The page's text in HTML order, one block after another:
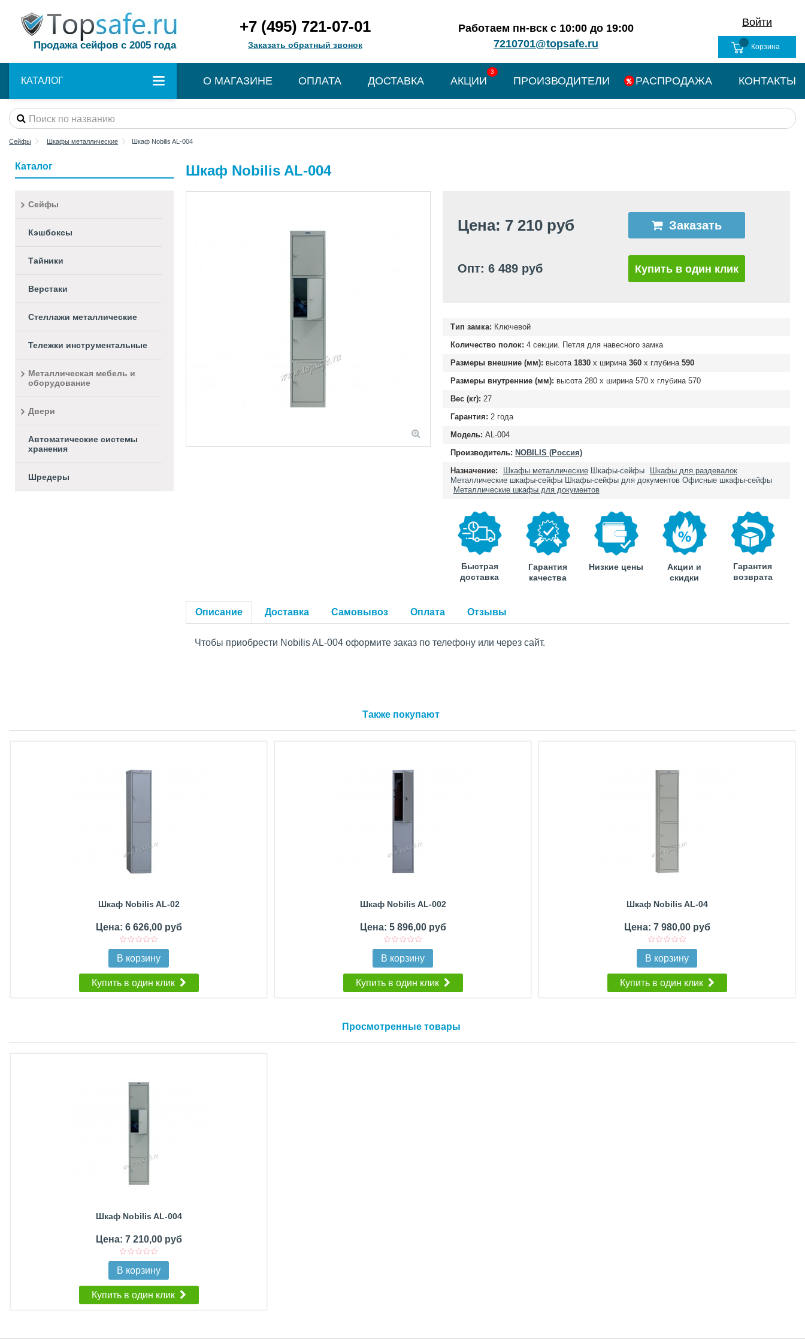
Продажа сейфов с 2005 года
Войти
Корзина
Работаем пн-вск с 10:00 до 19:00
7210701@topsafe.ru
+7 (495) 721-07-01
Заказать обратный звонок
КАТАЛОГ О МАГАЗИНЕ ОПЛАТА ДОСТАВКА
3
АКЦИИ ПРОИЗВОДИТЕЛИ РАСПРОДАЖА КОНТАКТЫ
Сейфы Шкафы металлические Шкаф Nobilis AL-004
Каталог
Сейфы
Кэшбоксы
Тайники
Верстаки
Стеллажи металлические
Тележки инструментальные
Металлическая мебель и
оборудование
Двери
Автоматические системы
хранения
Шредеры
Шкаф Nobilis AL-004
Цена: 7 210 руб
Опт: 6 489 руб
Заказать
Купить в один клик
Тип замка: Ключевой
Количество полок: 4 секции. Петля для навесного замка
Размеры внешние (мм): высота 1830х ширина 360х глубина 590
Размеры внутренние (мм): высота 280х ширина 570х глубина 570
Вес (кг): 27
Гарантия: 2 года
Модель: AL-004
Производитель: NOBILIS (Россия)
Назначение:
Шкафы металлические Шкафы-сейфы
Шкафы для раздевалок
Металлические шкафы-сейфы Шкафы-сейфы для документов Офисные шкафы-сейфы
Металлические шкафы для документов
Быстрая
доставка
Гарантия
качества
Низкие цены
Акции и
скидки
Гарантия
возврата
Описание Доставка Самовывоз Оплата Отзывы
Чтобы приобрести Nobilis AL-004 оформите заказ по телефону или через сайт.
Также покупают
Шкаф Nobilis AL-02
Цена: 6 626,00 руб
В корзину
Купить в один клик
Шкаф Nobilis AL-002
Цена: 5 896,00 руб
В корзину
Купить в один клик
Шкаф Nobilis AL-04
Цена: 7 980,00 руб
В корзину
Купить в один клик
Просмотренные товары
Шкаф Nobilis AL-004
Цена: 7 210,00 руб
В корзину
Купить в один клик